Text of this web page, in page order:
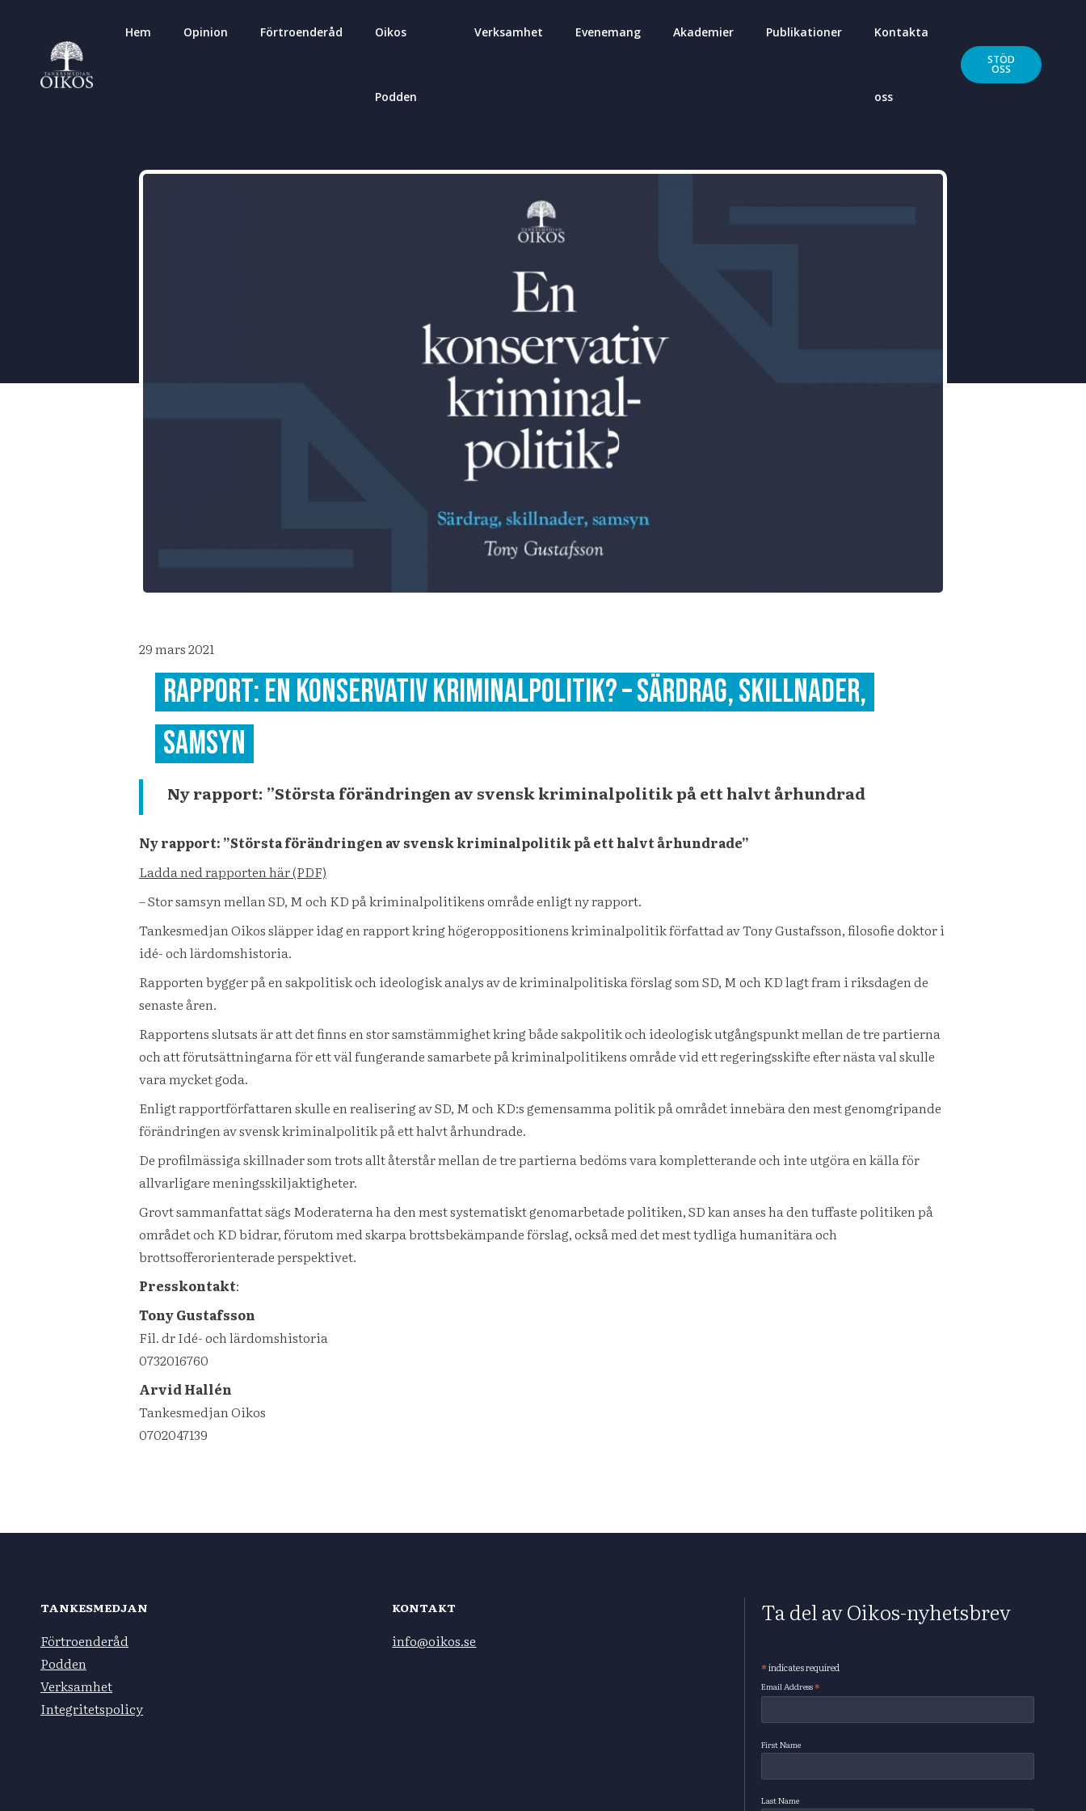
Hem Opinion Förtroenderåd Oikos
Podden
Verksamhet Evenemang Akademier Publikationer Kontakta
oss
STÖD
OSS
29 mars 2021
Rapport: en konservativ kriminalpolitik? – särdrag, skillnader,
samsyn
Ny rapport: ”Största förändringen av svensk kriminalpolitik på ett halvt århundrad
Ny rapport: ”Största förändringen av svensk kriminalpolitik på ett halvt århundrade”
Ladda ned rapporten här (PDF)
– Stor samsyn mellan SD, M och KD på kriminalpolitikens område enligt ny rapport.
Tankesmedjan Oikos släpper idag en rapport kring högeroppositionens kriminalpolitik författad av Tony Gustafsson, filosofie doktor i
idé- och lärdomshistoria.
Rapporten bygger på en sakpolitisk och ideologisk analys av de kriminalpolitiska förslag som SD, M och KD lagt fram i riksdagen de
senaste åren.
Rapportens slutsats är att det finns en stor samstämmighet kring både sakpolitik och ideologisk utgångspunkt mellan de tre partierna
och att förutsättningarna för ett väl fungerande samarbete på kriminalpolitikens område vid ett regeringsskifte efter nästa val skulle
vara mycket goda.
Enligt rapportförfattaren skulle en realisering av SD, M och KD:s gemensamma politik på området innebära den mest genomgripande
förändringen av svensk kriminalpolitik på ett halvt århundrade.
De profilmässiga skillnader som trots allt återstår mellan de tre partierna bedöms vara kompletterande och inte utgöra en källa för
allvarligare meningsskiljaktigheter.
Grovt sammanfattat sägs Moderaterna ha den mest systematiskt genomarbetade politiken, SD kan anses ha den tuffaste politiken på
området och KD bidrar, förutom med skarpa brottsbekämpande förslag, också med det mest tydliga humanitära och
brottsofferorienterade perspektivet.
Presskontakt:
Tony Gustafsson
Fil. dr Idé- och lärdomshistoria
0732016760
Arvid Hallén
Tankesmedjan Oikos
0702047139
TANKESMEDJAN
Förtroenderåd
Podden
Verksamhet
Integritetspolicy
KONTAKT
info@oikos.se
Ta del av Oikos-nyhetsbrev
Subscribe
*indicates required
Email Address*
First Name
Last Name